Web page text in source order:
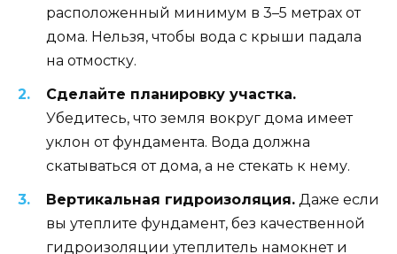
расположенный минимум в 3–5 метрах от
дома. Нельзя, чтобы вода с крыши падала
на отмостку.
Сделайте планировку участка.
Убедитесь, что земля вокруг дома имеет
уклон от фундамента. Вода должна
скатываться от дома, а не стекать к нему.
Вертикальная гидроизоляция. Даже если
вы утеплите фундамент, без качественной
гидроизоляции утеплитель намокнет и